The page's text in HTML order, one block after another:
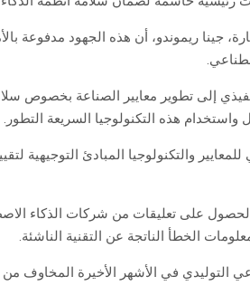
جينا ريموندو، أن هذه الجهود مدفوعة
إلى تطوير معايير الصناعة بخصوص
هذه التكنولوجيا السريعة التطور.
والتكنولوجيا المبادئ التوجيهية
على تعليقات من شركات الذكاء
الخطأ الناتجة عن التقنية الناشئة.
التوليدي في الأشهر الأخيرة المخاوف